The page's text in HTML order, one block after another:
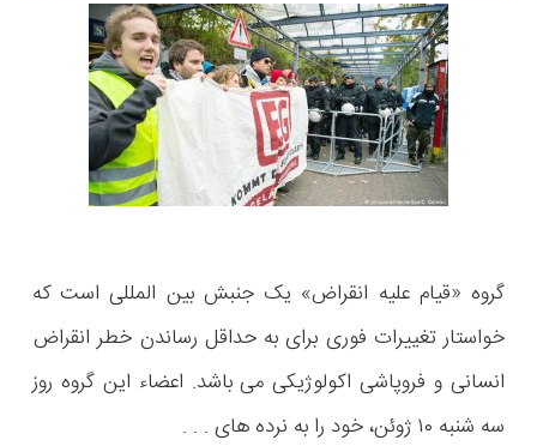
گروه «قیام علیه انقراض» یک جنبش بین المللی است که
خواستار تغییرات فوری برای به حداقل رساندن خطر انقراض
انسانی و فروپاشی اکولوژیکی می باشد. اعضاء این گروه روز
سه شنبه ۱۰ ژوئن، خود را به نرده های . . .